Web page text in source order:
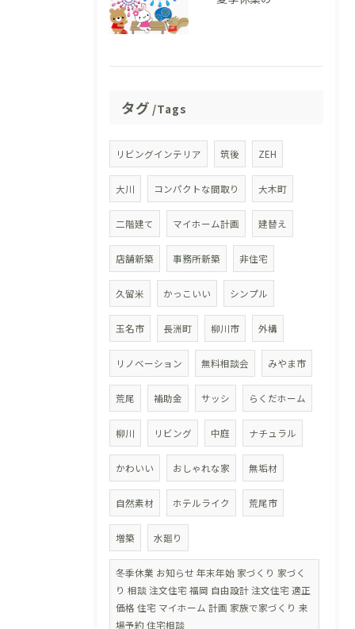
タグ Tags
リビングインテリア 筑後 ZEH
大川 コンパクトな間取り 大木町
二階建て マイホーム計画 建替え
店舗新築 事務所新築 非住宅
久留米 かっこいい シンプル
玉名市 長洲町 柳川市 外構
リノベーション 無料相談会 みやま市
荒尾 補助金 サッシ らくだホーム
柳川 リビング 中庭 ナチュラル
かわいい おしゃれな家 無垢材
自然素材 ホテルライク 荒尾市
増築 水廻り
冬季休業 お知らせ 年末年始 家づくり 家づく
り 相談 注文住宅 福岡 自由設計 注文住宅 適正
価格 住宅 マイホーム 計画 家族で家づくり 来
場予約 住宅相談